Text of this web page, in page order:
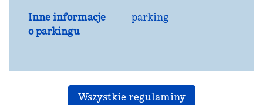
Inne informacje
o parkingu
parking
Wszystkie regulaminy